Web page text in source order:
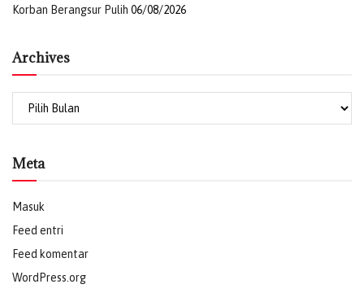
Korban Berangsur Pulih 06/08/2026
Archives
Meta
Masuk
Feed entri
Feed komentar
WordPress.org